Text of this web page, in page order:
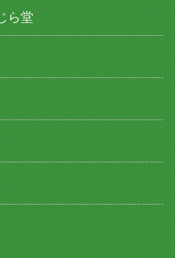
ら堂